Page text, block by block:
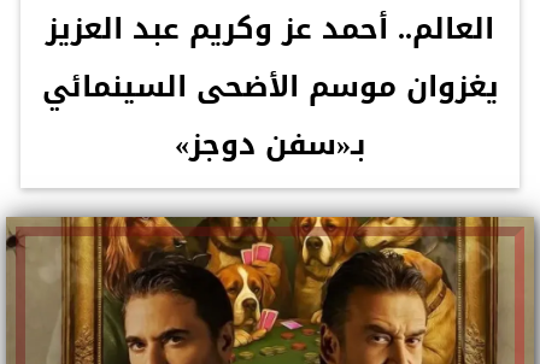
العالم.. أحمد عز وكريم عبد العزيز
يغزوان موسم الأضحى السينمائي
بـ«سفن دوجز»